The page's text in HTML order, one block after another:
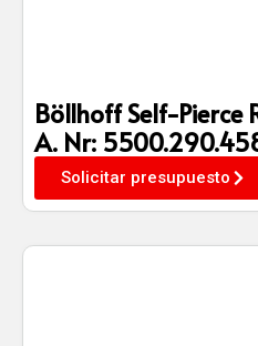
Böllhoff Self-Pierce
A. Nr:
Solicitar presupuesto